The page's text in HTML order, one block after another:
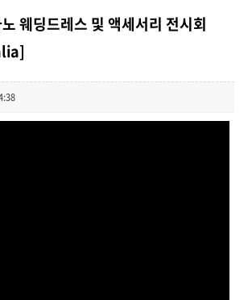
웨딩드레스 및 액세서리 전시회